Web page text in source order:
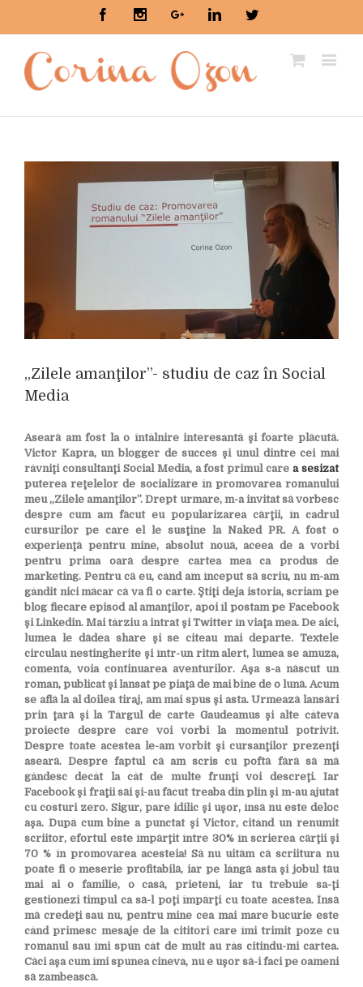
FacebookInstagramGoogle+LinkedinTwitter
„Zilele amanţilor”- studiu de caz în Social
Media
Aseară am fost la o întâlnire interesantă şi foarte plăcută.
Victor Kapra, un blogger de succes şi unul dintre cei mai
râvniţi consultanţi Social Media, a fost primul carea sesizat
puterea reţelelor de socializare în promovarea romanului
meu „Zilele amanţilor”. Drept urmare, m-a invitat să vorbesc
despre cum am făcut eu popularizarea cărţii, în cadrul
cursurilor pe care el le susţine la Naked PR. A fost o
experienţă pentru mine, absolut nouă, aceea de a vorbi
pentru prima oară despre cartea mea ca produs de
marketing. Pentru că eu, când am început să scriu, nu m-am
gândit nici măcar că va fi o carte. Ştiţi deja istoria, scriam pe
blog fiecare episod al amanţilor, apoi îl postam pe Facebook
şi Linkedin. Mai târziu a intrat şi Twitter în viaţa mea. De aici,
lumea le dădea share şi se citeau mai departe. Textele
circulau nestingherite şi într-un ritm alert, lumea se amuza,
comenta, voia continuarea aventurilor. Aşa s-a născut un
roman, publicat şi lansat pe piaţă de mai bine de o lună. Acum
se află la al doilea tiraj, am mai spus şi asta. Urmează lansări
prin ţară şi la Târgul de carte Gaudeamus şi alte câteva
proiecte despre care voi vorbi la momentul potrivit.
Despre toate acestea le-am vorbit şi cursanţilor prezenţi
aseară. Despre faptul că am scris cu poftă fără să mă
gândesc decât la cât de multe frunţi voi descreţi. Iar
Facebook şi fraţii săi şi-au făcut treaba din plin şi m-au ajutat
cu costuri zero. Sigur, pare idilic şi uşor, însă nu este deloc
aşa. După cum bine a punctat şi Victor, citând un renumit
scriitor, efortul este împărţit între 30% în scrierea cărţii şi
70 % în promovarea acesteia! Să nu uităm că scriitura nu
poate fi o meserie profitabilă, iar pe lângă asta şi jobul tău
mai ai o familie, o casă, prieteni, iar tu trebuie sa-ţi
gestionezi timpul ca să-l poţi împărţi cu toate acestea. Însă
mă credeţi sau nu, pentru mine cea mai mare bucurie este
când primesc mesaje de la cititori care îmi trimit poze cu
romanul sau îmi spun cât de mult au râs citindu-mi cartea.
Căci aşa cum îmi spunea cineva, nu e uşor să-i faci pe oameni
să zâmbească.